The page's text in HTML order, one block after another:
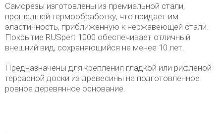
Саморезы изготовлены из премиальной стали,
прошедшей термообработку, что придает им
эластичность, приближенную к нержавеющей стали.
Покрытие RUSpert 1000 обеспечивает отличный
внешний вид, сохраняющийся не менее 10 лет.
Предназначены для крепления гладкой или рифленой
террасной доски из древесины на подготовленное
ровное деревянное основание.